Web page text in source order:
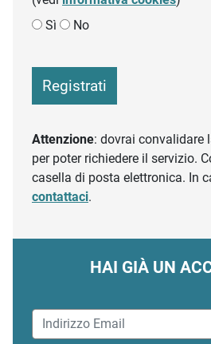
Sì
No
Registrati
Attenzione: dovrai convalidare
per poter richiedere il servizio.
casella di posta elettronica. In
contattaci.
HAI GIÀ UN